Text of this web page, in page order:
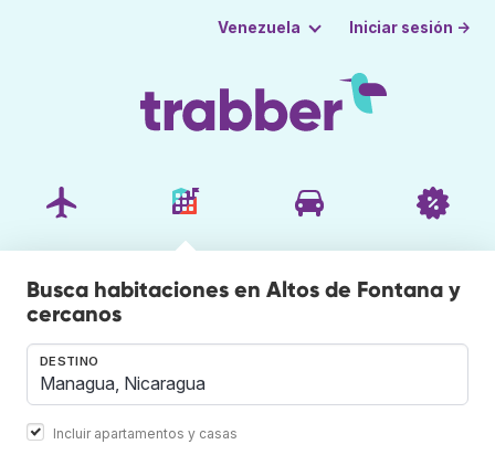
Venezuela Iniciar sesión →
Busca habitaciones en Altos de Fontana y
cercanos
DESTINO
Incluir apartamentos y casas